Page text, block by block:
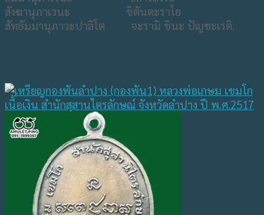
สังฆานุภาเวนะ ชิตันตะราโย
สัทธัมมานุภาวะปาลิโต จะรามิ ชินะ ปัญชะเรติ.